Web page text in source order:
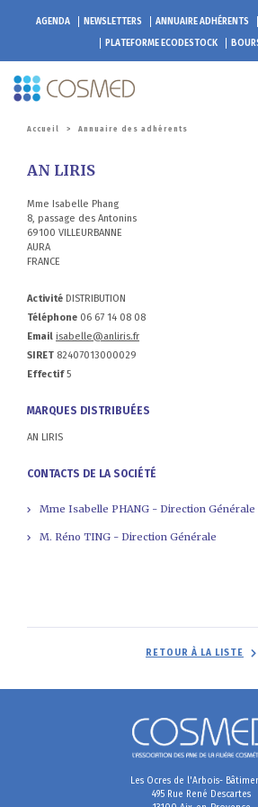
AGENDA NEWSLETTERS ANNUAIRE ADHÉRENTS
PLATEFORMEECODESTOCK
Accueil > Annuaire des adhérents
AN LIRIS
Mme Isabelle Phang
8, passage des Antonins
69100 VILLEURBANNE
AURA
FRANCE
Activité DISTRIBUTION
Téléphone 06 67 14 08 08
Email isabelle@anliris.fr
SIRET 82407013000029
Effectif5
MARQUES DISTRIBUÉES
AN LIRIS
CONTACTS DE LA SOCIÉTÉ
Mme Isabelle PHANG - Direction Générale
M. Réno TING - Direction Générale
RETOUR À LA LISTE
Les Ocres de l'Arbois-
495 Rue René Descartes